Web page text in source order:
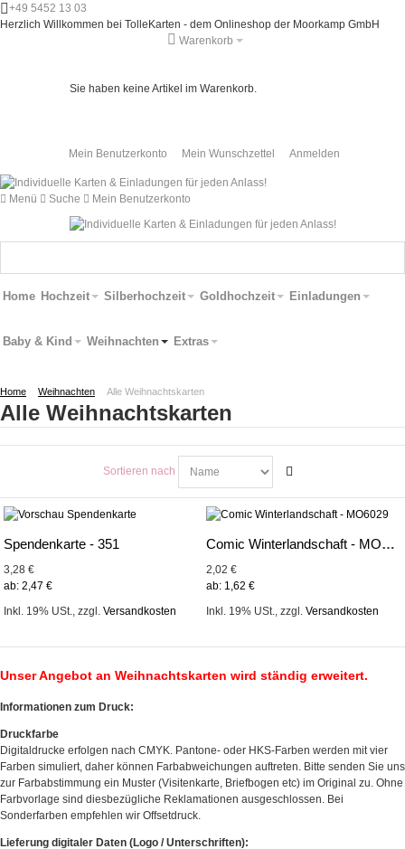
+49 5452 13 03
Herzlich Willkommen bei TolleKarten - dem Onlineshop der Moorkamp GmbH
Warenkorb
Sie haben keine Artikel im Warenkorb.
Mein Benutzerkonto Mein Wunschzettel Anmelden
Menü Suche Mein Benutzerkonto
Home Hochzeit Silberhochzeit Goldhochzeit Einladungen
Baby & Kind Weihnachten Extras
Home Weihnachten Alle Weihnachtskarten
Alle Weihnachtskarten
Sortieren nach
Spendenkarte - 351
3,28 €
ab: 2,47 €
Inkl. 19% USt.,zzgl.Versandkosten
Comic Winterlandschaft - MO6029
2,02 €
ab: 1,62 €
Inkl. 19% USt.,zzgl.Versandkosten
Unser Angebot an Weihnachtskarten wird ständig erweitert.
Informationen zum Druck:
Druckfarbe
Digitaldrucke erfolgen nach CMYK. Pantone- oder HKS-Farben werden mit vier
Farben simuliert, daher können Farbabweichungen auftreten. Bitte senden Sie uns
zur Farbabstimmung ein Muster (Visitenkarte, Briefbogen etc) im Original zu. Ohne
Farbvorlage sind diesbezügliche Reklamationen ausgeschlossen. Bei
Sonderfarben empfehlen wir Offsetdruck.
Lieferung digitaler Daten (Logo / Unterschriften):